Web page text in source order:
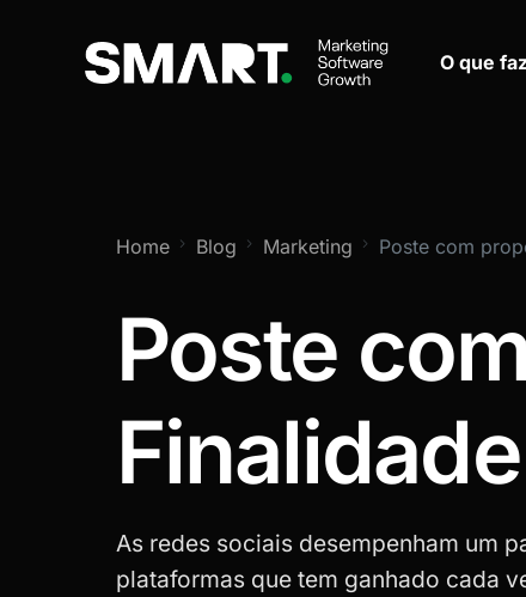
O que
Home Blog Marketing Poste com
Poste
As redes sociais desempenham um
plataformas que tem ganhado cada